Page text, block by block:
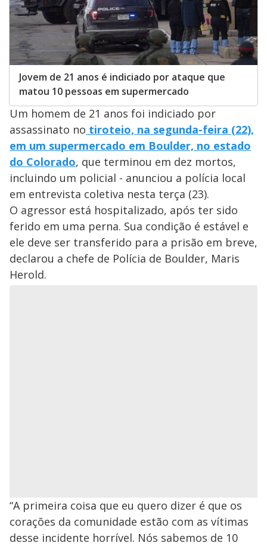
Jovem de 21 anos é indiciado por ataque que
matou 10 pessoas em supermercado
Um homem de 21 anos foi indiciado por
assassinato no tiroteio, na segunda-feira (22),
em um supermercado em Boulder, no estado
do Colorado, que terminou em dez mortos,
incluindo um policial - anunciou a polícia local
em entrevista coletiva nesta terça (23).
O agressor está hospitalizado, após ter sido
ferido em uma perna. Sua condição é estável e
ele deve ser transferido para a prisão em breve,
declarou a chefe de Polícia de Boulder, Maris
Herold.
“A primeira coisa que eu quero dizer é que os
corações da comunidade estão com as vítimas
desse incidente horrível. Nós sabemos de 10